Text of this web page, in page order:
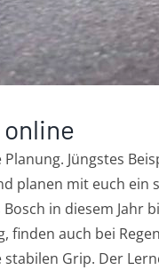
Jüngstes
planen mit euch ein
in diesem Jahr
finden auch bei
Grip. Der